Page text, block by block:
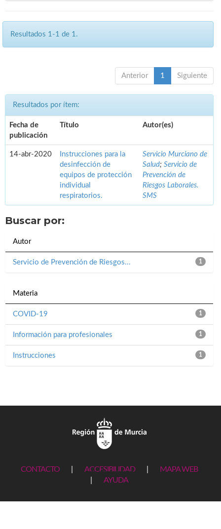
Resultados 1-1 de 1.
Anterior 1 Siguiente
Resultados por ítem:
Fecha de
publicación
Título Autor(es)
14-abr-2020
Instrucciones para la
desinfección de
equipos de protección
individual
respiratorios.
Servicio Murciano de
Salud; Servicio de
Prevención de
Riesgos Laborales.
SMS
Buscar por:
Autor
1
Servicio de Prevención de Riesgos...
Materia
1
COVID-19
1
Información para profesionales
1
Instrucciones
CONTACTO ACCESIBILIDAD
MAPA WEB
AYUDA